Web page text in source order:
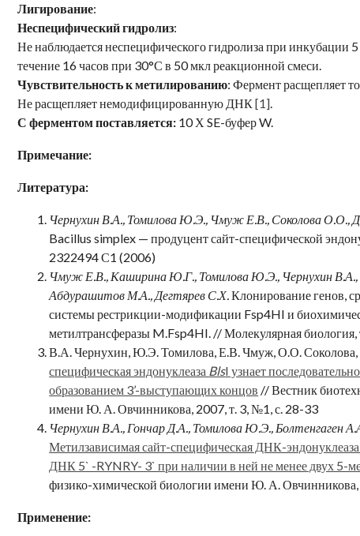
Лигирование:
Неспецифический гидролиз:
Не наблюдается неспецифического гидролиза при инкубации
течение 16 часов при 30°С в 50 мкл реакционной смеси.
Чувствительность к метилированию: Фермент расщепляет
Не расщепляет немодифицированную ДНК[1].
С ферментом поставляется: 10 Х SE-буфер W.
Примечание:
Литература:
Чернухин В.А., Томилова Ю.Э., Чмуж Е.В., Соколова О.О.,
Bacillus simplex — продуцент сайт-специфической
2322494 С1 (2006)
Чмуж Е.В., Каширина Ю.Г., Томилова Ю.Э., Чернухин В.А.,
Абдурашитов М.А., Дегтярев С.Х.Клонирование генов,
системы рестрикции-модификации Fsp4HI и
метилтрансферазы M.Fsp4HI. // Молекулярная
В.А. Чернухин, Ю.Э. Томилова, Е.В. Чмуж, О.О. Соколова,
специфическая эндонуклеаза BlsI узнает
образованием 3’-выступающих концов // Вестник
имени Ю. А. Овчинникова, 2007, т. 3, №1, с. 28-33
Чернухин В.А., Гончар Д.А., Томилова Ю.Э., Болтенгаген
Метилзависимая сайт-специфическая ДНК-эндонуклеаза
ДНК 5` -RYNRY- 3` при наличии в ней не менее двух 5-
физико-химической биологии имени Ю. А.
Применение: